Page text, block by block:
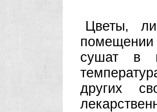
Цветы,
сушат в
других